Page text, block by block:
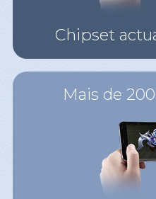
Chipset
Mais de